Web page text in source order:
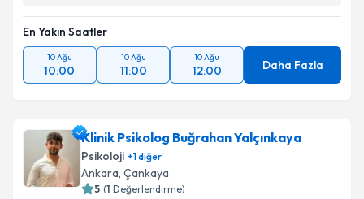
En Yakın Saatler
10 Ağu
10:00
10 Ağu
11:00
10 Ağu
12:00 Daha Fazla
Klinik Psikolog Buğrahan Yalçınkaya
Psikoloji +1diğer
Ankara, Çankaya
5 (1 Değerlendirme)